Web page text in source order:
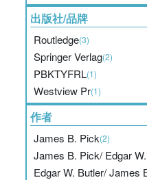
出版社/品牌
Routledge(3)
Springer Verlag(2)
PBKTYFRL(1)
Westview Pr(1)
作者
James B. Pick(2)
James B. Pick/ Edgar
Edgar W. Butler/ James